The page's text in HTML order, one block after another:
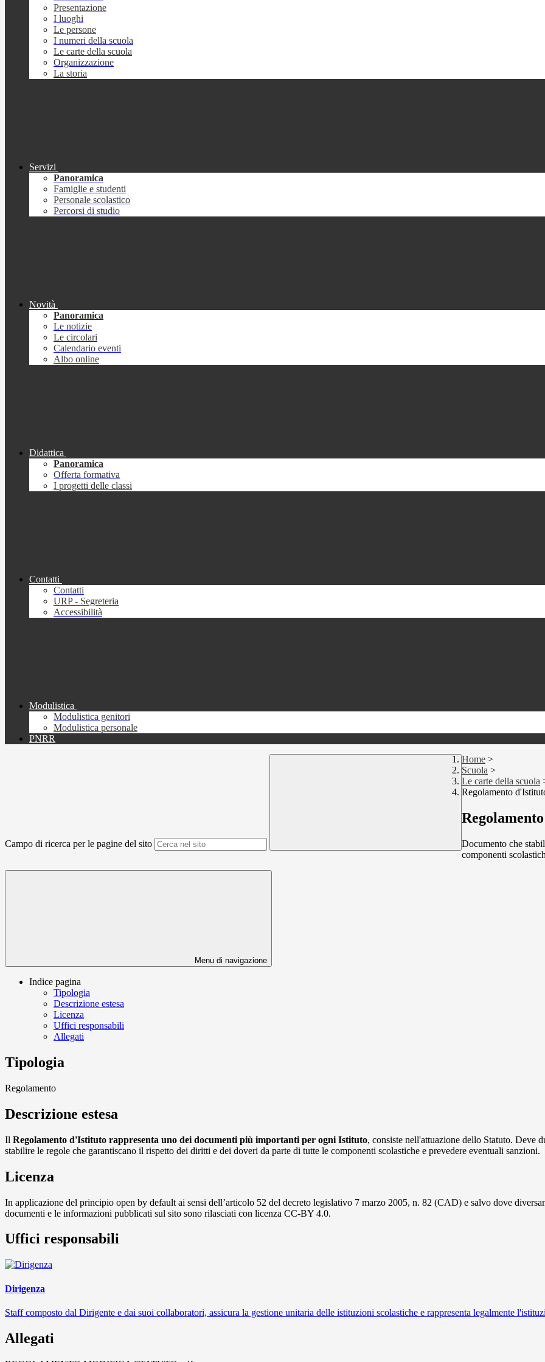
Presentazione
I luoghi
Le persone
I numeri della scuola
Le carte della scuola
Organizzazione
La storia
Servizi
Panoramica
Famiglie e studenti
Personale scolastico
Percorsi di studio
Novità
Panoramica
Le notizie
Le circolari
Calendario eventi
Albo online
Didattica
Panoramica
Offerta formativa
I progetti delle classi
Contatti
Contatti
URP - Segreteria
Accessibilità
Modulistica
Modulistica genitori
Modulistica personale
PNRR
Campo di ricerca per le pagine del sito
Home >
Scuola >
Le carte della scuola
Regolamento
Documento che
componenti
Menu di navigazione
Indice pagina
Tipologia
Descrizione estesa
Licenza
Uffici responsabili
Allegati
Tipologia
Regolamento
Descrizione estesa
Il Regolamento d'Istituto rappresenta uno dei documenti più importanti per ogni Istituto, consiste nell'attuazione dello Statuto. Deve
stabilire le regole che garantiscano il rispetto dei diritti e dei doveri da parte di tutte le componenti scolastiche e prevedere eventuali sanzioni.
Licenza
In applicazione del principio open by default ai sensi dell’articolo 52 del decreto legislativo 7 marzo 2005, n. 82 (CAD) e salvo dove
documenti e le informazioni pubblicati sul sito sono rilasciati con licenza CC-BY 4.0.
Uffici responsabili
Dirigenza
Staff composto dal Dirigente e dai suoi collaboratori, assicura la gestione unitaria delle istituzioni scolastiche e rappresenta legalmente
Allegati